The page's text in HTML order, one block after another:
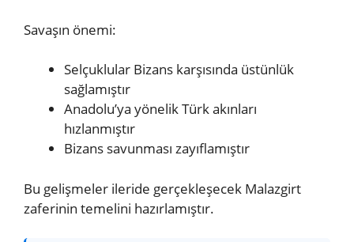
Savaşın önemi:
Selçuklular Bizans karşısında üstünlük
sağlamıştır
Anadolu’ya yönelik Türk akınları
hızlanmıştır
Bizans savunması zayıflamıştır
Bu gelişmeler ileride gerçekleşecek Malazgirt
zaferinin temelini hazırlamıştır.